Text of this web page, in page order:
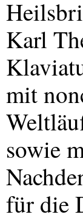
Karl
mit
sowie
für die